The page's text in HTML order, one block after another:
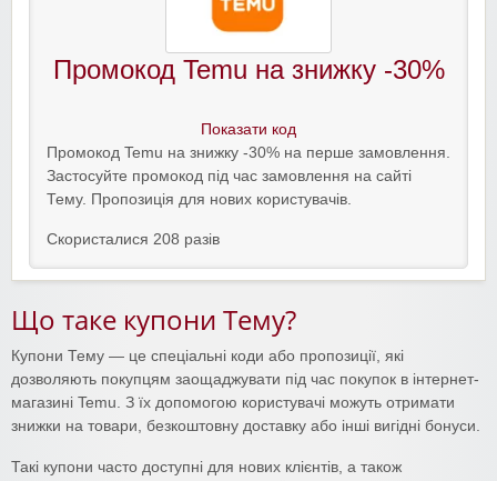
Промокод Temu на знижку -30%
Показати код
Промокод Temu на знижку -30% на перше замовлення.
Застосуйте промокод під час замовлення на сайті
Тему. Пропозиція для нових користувачів.
Скористалися 208 разів
Що таке купони Тему?
Купони Тему — це спеціальні коди або пропозиції, які
дозволяють покупцям заощаджувати під час покупок в інтернет-
магазині Temu. З їх допомогою користувачі можуть отримати
знижки на товари, безкоштовну доставку або інші вигідні бонуси.
Такі купони часто доступні для нових клієнтів, а також